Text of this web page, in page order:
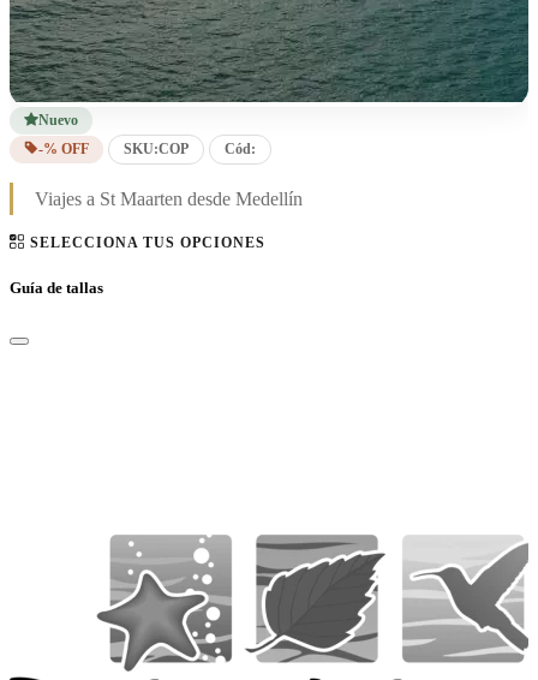
Nuevo
-% OFF
SKU:COP Cód:
Viajes a St Maarten desde Medellín
SELECCIONA TUS OPCIONES
Guía de tallas